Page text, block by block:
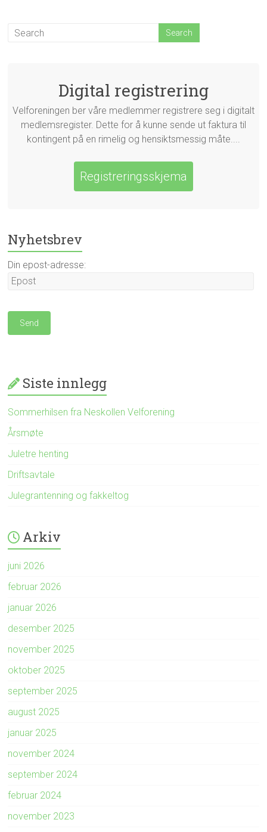
Digital registrering
Velforeningen ber våre medlemmer registrere seg i digitalt
medlemsregister. Dette for å kunne sende ut faktura til
kontingent på en rimelig og hensiktsmessig måte....
Registreringsskjema
Nyhetsbrev
Din epost-adresse:
Siste innlegg
Sommerhilsen fra Neskollen Velforening
Årsmøte
Juletre henting
Driftsavtale
Julegrantenning og fakkeltog
Arkiv
juni 2026
februar 2026
januar 2026
desember 2025
november 2025
oktober 2025
september 2025
august 2025
januar 2025
november 2024
september 2024
februar 2024
november 2023